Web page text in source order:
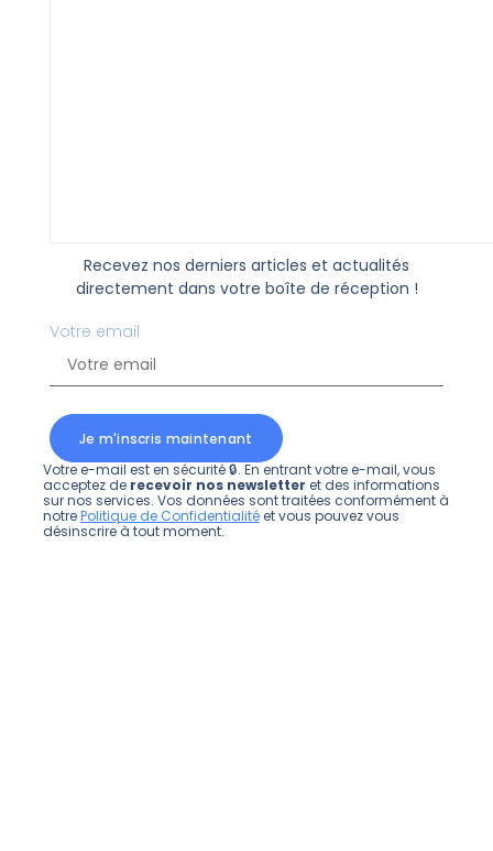
Recevez nos derniers articles et actualités
directement dans votre boîte de réception !
Votre email
Je m'inscris maintenant
Votre e-mail est en sécurité 🔒. En entrant votre e-mail, vous
acceptez de recevoir nos newsletter et des informations
sur nos services. Vos données sont traitées conformément à
notrePolitique de Confidentialitéet vous pouvez vous
désinscrire à tout moment.